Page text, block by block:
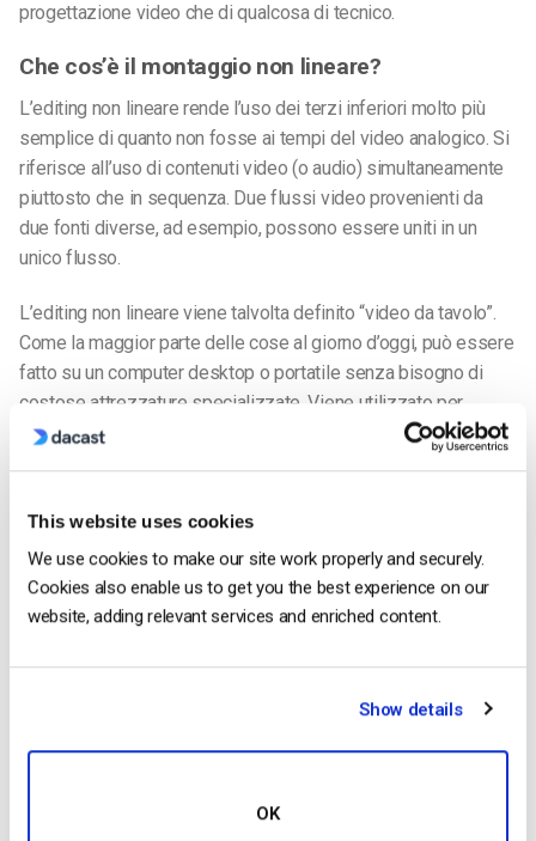
This website uses cookies
We use cookies to make our site work properly and securely.
Cookies also enable us to get you the best experience on our
website, adding relevant services and enriched content.
Show details
OK
progettazione video che di qualcosa di tecnico.
Che cos’è il montaggio non lineare?
L’editing non lineare rende l’uso dei terzi inferiori molto più
semplice di quanto non fosse ai tempi del video analogico. Si
riferisce all’uso di contenuti video (o audio) simultaneamente
piuttosto che in sequenza. Due flussi video provenienti da
due fonti diverse, ad esempio, possono essere uniti in un
unico flusso.
L’editing non lineare viene talvolta definito “video da tavolo”.
Come la maggior parte delle cose al giorno d’oggi, può essere
fatto su un computer desktop o portatile senza bisogno di
costose attrezzature specializzate. Viene utilizzato per
allegare metadati a un video clip, a volte in modo automatico
specifici all’interno di un video per scopi di editing.
Oltre ai metadati, è facile inserire e modificare un banner in
terzo inferiore con informazioni per gli spettatori utilizzando